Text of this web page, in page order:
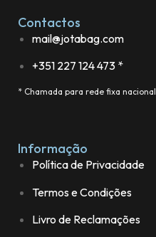
Contactos
mail@jotabag.com
+351 227 124 473 *
* Chamada para rede fixa nacional
Informação
Política de Privacidade
Termos e Condições
Livro de Reclamações